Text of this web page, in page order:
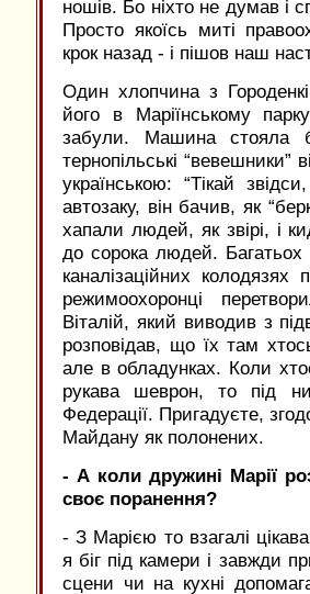
ношів. Бо ніхто не думав і
Просто якоїсь миті
крок назад - і пішов наш
Один хлопчина з
його в Маріїнському
забули. Машина стояла
тернопільські “вевешники”
українською: “Тікай
автозаку, він бачив, як
хапали людей, як звірі, і
до сорока людей.
каналізаційних
режимоохоронці
Віталій, який виводив з
розповідав, що їх там
але в обладунках. Коли
рукава шеврон, то під
Федерації. Пригадуєте,
Майдану як полонених.
- А коли дружині Марії
своє поранення?
- З Марією то взагалі
я біг під камери і завжди
сцени чи на кухні